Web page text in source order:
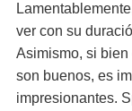
ver con su
Asimismo, si
son buenos, es
impresionantes.